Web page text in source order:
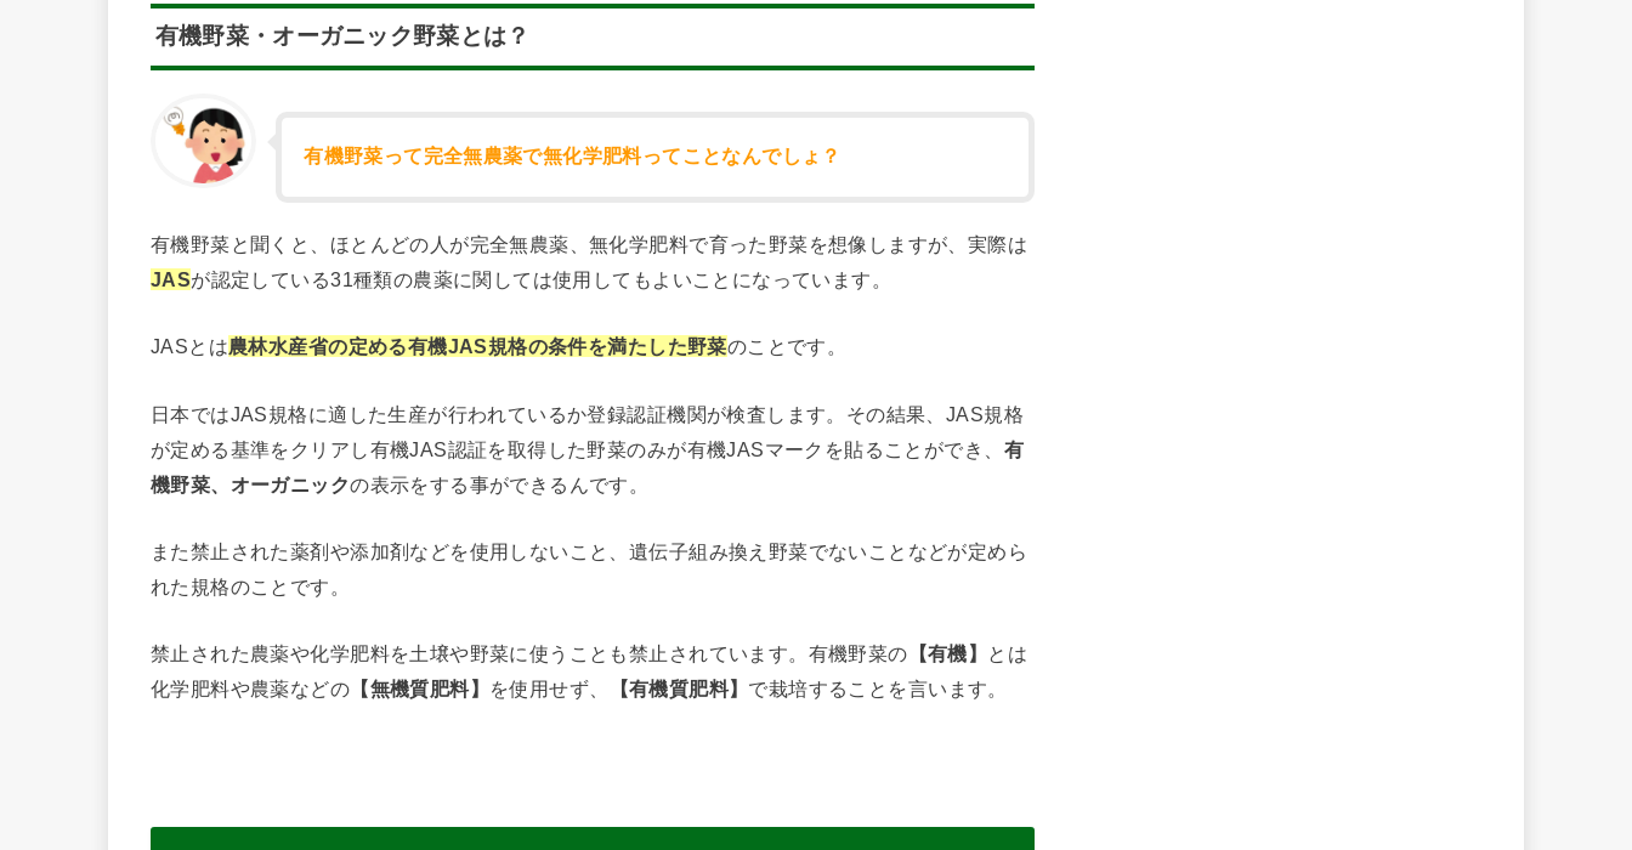
有機野菜・オーガニック野菜とは？
有機野菜って完全無農薬で無化学肥料ってことなんでしょ？
有機野菜と聞くと、ほとんどの人が完全無農薬、無化学肥料で育った野菜を想像しますが、実際は
JASが認定している31種類の農薬に関しては使用してもよいことになっています。
JASとは農林水産省の定める有機JAS規格の条件を満たした野菜のことです。
日本ではJAS規格に適した生産が行われているか登録認証機関が検査します。その結果、JAS規格
が定める基準をクリアし有機JAS認証を取得した野菜のみが有機JASマークを貼ることができ、 有
機野菜、オーガニックの表示をする事ができるんです。
また禁止された薬剤や添加剤などを使用しないこと、遺伝子組み換え野菜でないことなどが定めら
れた規格のことです。
禁止された農薬や化学肥料を土壌や野菜に使うことも禁止されています。有機野菜の 【有機】 とは
化学肥料や農薬などの 【無機質肥料】 を使用せず、 【有機質肥料】 で栽培することを言います。